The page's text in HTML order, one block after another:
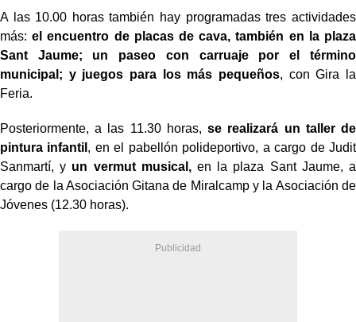
A las 10.00 horas también hay programadas tres actividades
más: el encuentro de placas de cava, también en la plaza
Sant Jaume; un paseo con carruaje por el término
municipal; y juegos para los más pequeños, con Gira la
Feria.
Posteriormente, a las 11.30 horas,se realizará un taller de
pintura infantil , en el pabellón polideportivo, a cargo de Judit
Sanmartí, y un vermut musical,en la plaza Sant Jaume, a
cargo de la Asociación Gitana de Miralcamp y la Asociación de
Jóvenes (12.30 horas).